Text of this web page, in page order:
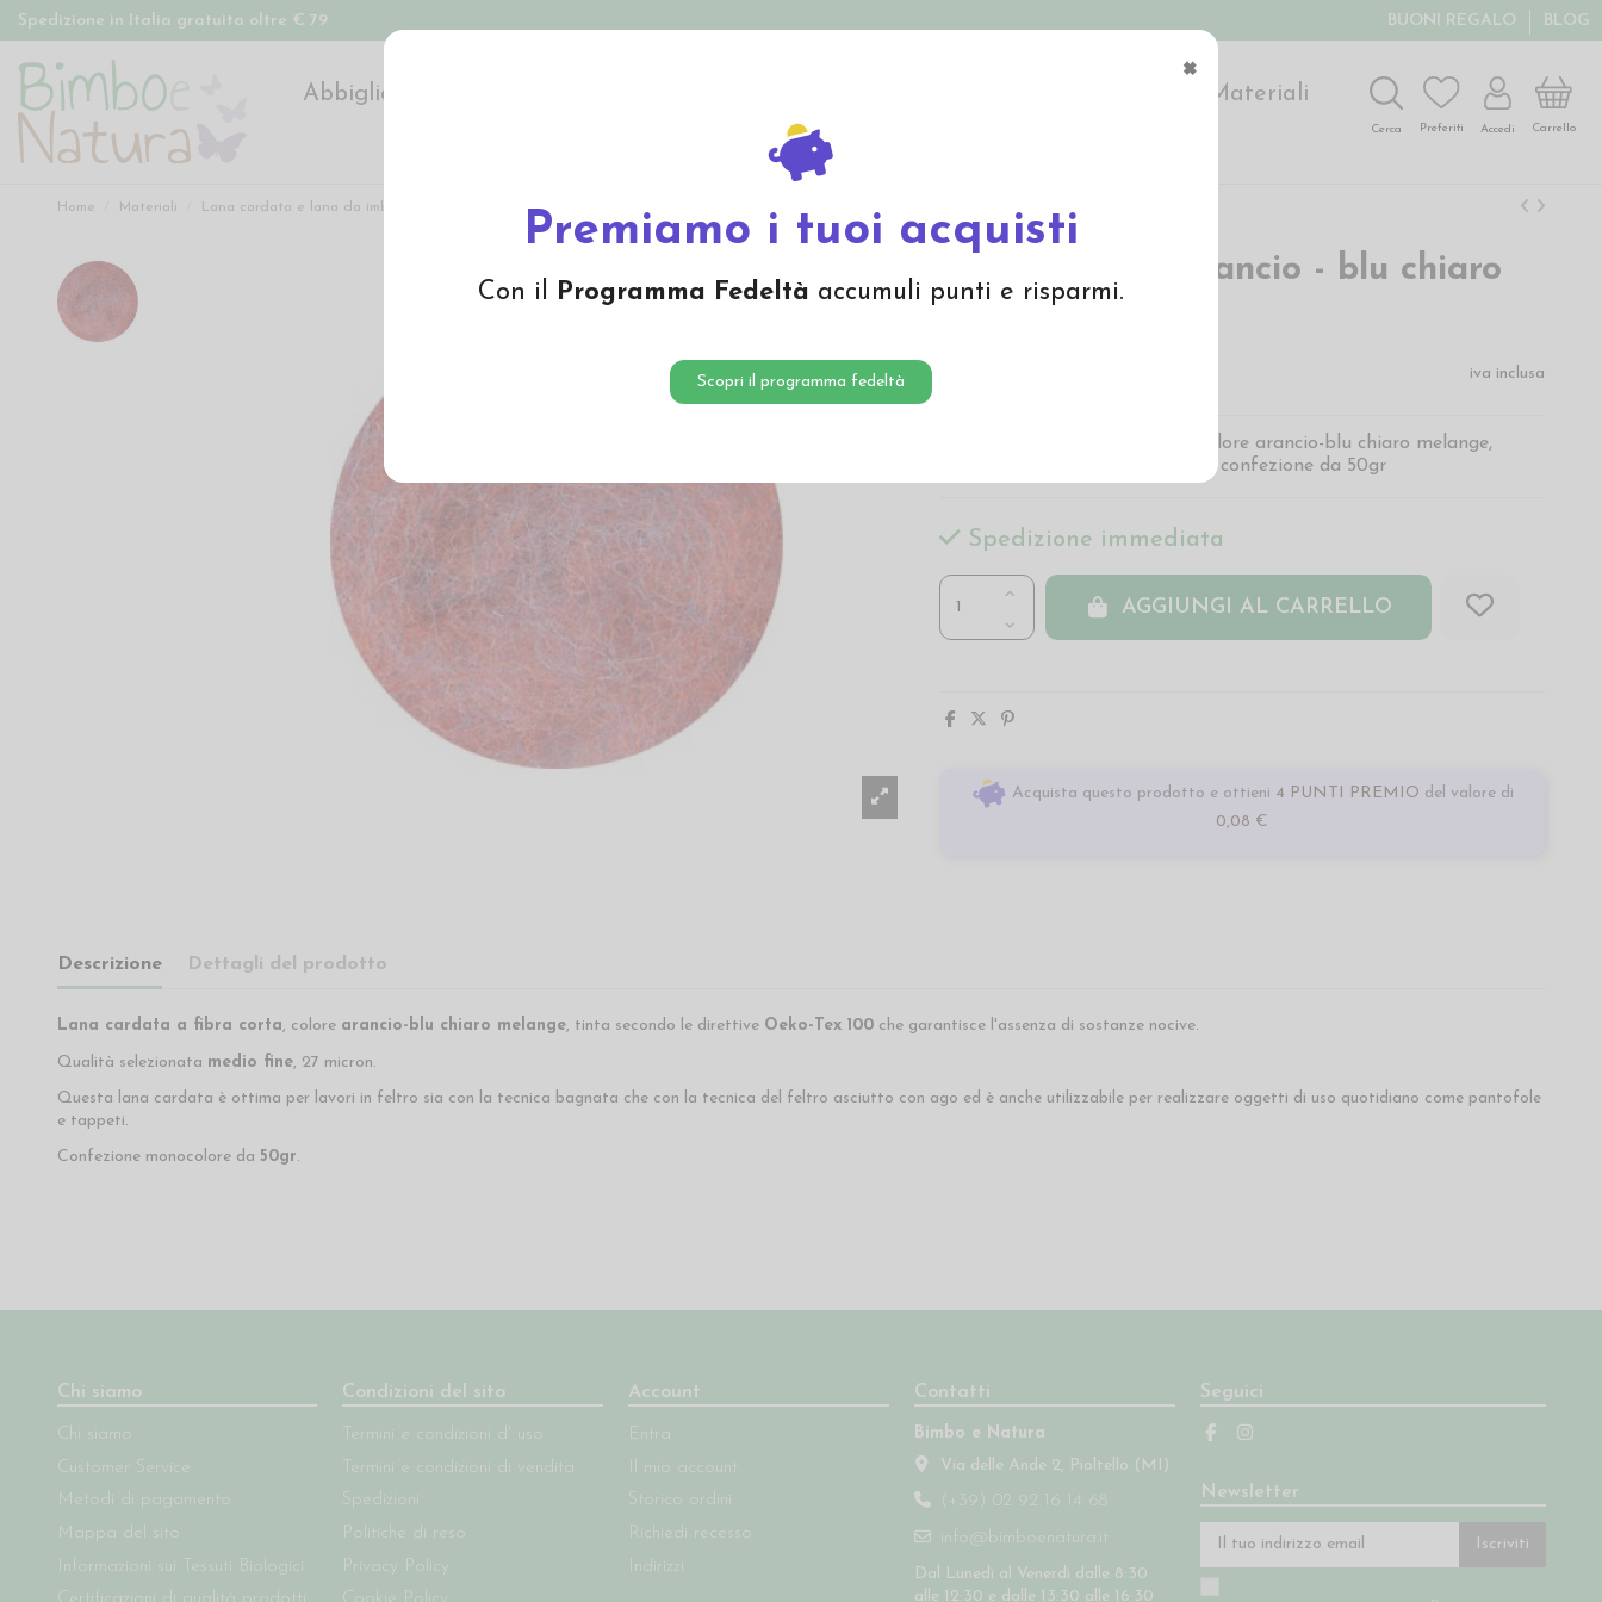
×
Premiamo i tuoi acquisti
Con il Programma Fedeltà accumuli punti e risparmi.
Scopri il programma fedeltà
Spedizione in Italia gratuita oltre € 79 BUONI REGALO BLOG
Abbigliamento
Materiali
Offerte
Cerca Preferiti Accedi Carrello
Home Materiali Lana cardata e lana da imbottitura Lana cardata a fibra corta
Lana cardata arancio - blu chiaro
melange 61209
iva inclusa
Lana cardata a fibra corta in colore arancio-blu chiaro melange,
adatta a lavori di infeltrimento, confezione da 50gr
Spedizione immediata
AGGIUNGI AL CARRELLO
Acquista questo prodotto e ottieni 4 PUNTI PREMIO del valore di
0,08 €
Descrizione Dettagli del prodotto
Lana cardata a fibra corta, colore arancio-blu chiaro melange, tinta secondo le direttive Oeko-Tex 100che garantisce l'assenza di sostanze nocive.
Qualità selezionata medio fine, 27 micron.
Questa lana cardata è ottima per lavori in feltro sia con la tecnica bagnata che con la tecnica del feltro asciutto con ago ed è anche utilizzabile per realizzare oggetti di uso quotidiano come pantofole
e tappeti.
Confezione monocolore da 50gr.
Chi siamo
Chi siamo
Customer Service
Metodi di pagamento
Mappa del sito
Informazioni sui Tessuti Biologici
Condizioni del sito
Termini e condizioni d' uso
Termini e condizioni di vendita
Spedizioni
Politiche di reso
Privacy Policy
Account
Entra
Il mio account
Storico ordini
Richiedi recesso
Indirizzi
Contatti
Bimbo e Natura
Via delle Ande 2, Pioltello (MI)
(+39) 02 92 16 14 68
info@bimboenatura.it
Dal Lunedì al Venerdì dalle 8:30
alle 12:30 e dalle 13:30 alle 16:30
Seguici
Newsletter
Iscriviti